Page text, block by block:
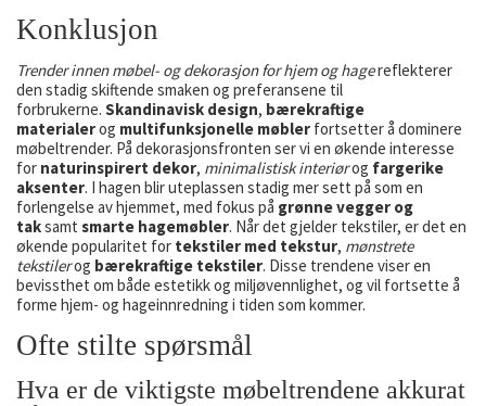
Konklusjon
Trender innen møbel- og dekorasjon for hjem og hagereflekterer
den stadig skiftende smaken og preferansene til
forbrukerne. Skandinavisk design, bærekraftige
materialerog multifunksjonelle møbler fortsetter å dominere
møbeltrender. På dekorasjonsfronten ser vi en økende interesse
for naturinspirert dekor, minimalistisk interiørog fargerike
aksenter. I hagen blir uteplassen stadig mer sett på som en
forlengelse av hjemmet, med fokus på grønne vegger og
taksamt smarte hagemøbler. Når det gjelder tekstiler, er det en
økende popularitet for tekstiler med tekstur, mønstrete
tekstilerog bærekraftige tekstiler. Disse trendene viser en
bevissthet om både estetikk og miljøvennlighet, og vil fortsette å
forme hjem- og hageinnredning i tiden som kommer.
Ofte stilte spørsmål
Hva er de viktigste møbeltrendene akkurat